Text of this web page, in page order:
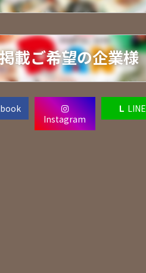
載ご希望の企業様
Instagram
Ｌ LINE